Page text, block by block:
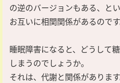
の逆のバージョンもある、と
お互いに相関関係があるのです
睡眠障害になると、どうして
しまうのでしょうか。
それは、代謝と関係があります